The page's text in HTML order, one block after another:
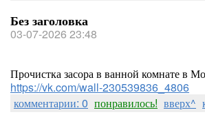
Без заголовка
03-07-2026 23:48
Прочистка засора в ванной комнате в
https://vk.com/wall-230539836_4806
комментарии: 0 понравилось! вверх^